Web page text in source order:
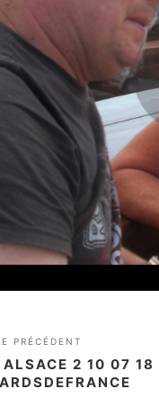
PRÉCÉDENT
2 10 07 18